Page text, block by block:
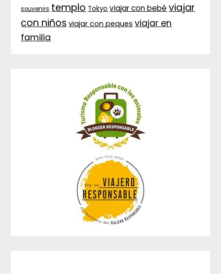
souvenirs templo Tokyo viajar con bebé viajar
con niños viajar con peques viajar en
familia